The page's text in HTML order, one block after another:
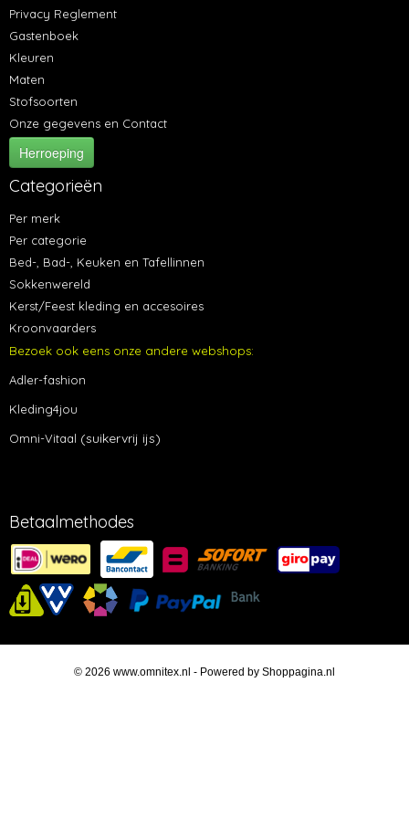
Privacy Reglement
Gastenboek
Kleuren
Maten
Stofsoorten
Onze gegevens en Contact
Herroeping
Categorieën
Per merk
Per categorie
Bed-, Bad-, Keuken en Tafellinnen
Sokkenwereld
Kerst/Feest kleding en accesoires
Kroonvaarders
Bezoek ook eens onze andere webshops:
Adler-fashion
Kleding4jou
Omni-Vitaal (suikervrij ijs)
Betaalmethodes
© 2026 www.omnitex.nl - Powered by Shoppagina.nl